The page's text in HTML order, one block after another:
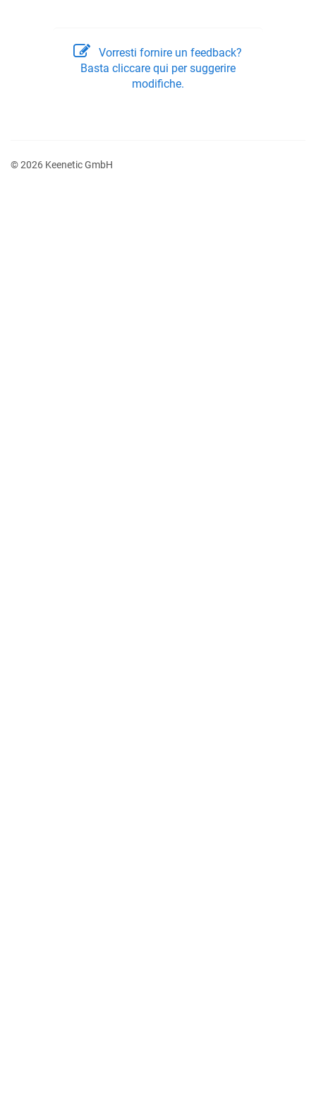
Vorresti fornire un feedback?
Basta cliccare qui per suggerire
modifiche.
© 2026 Keenetic GmbH